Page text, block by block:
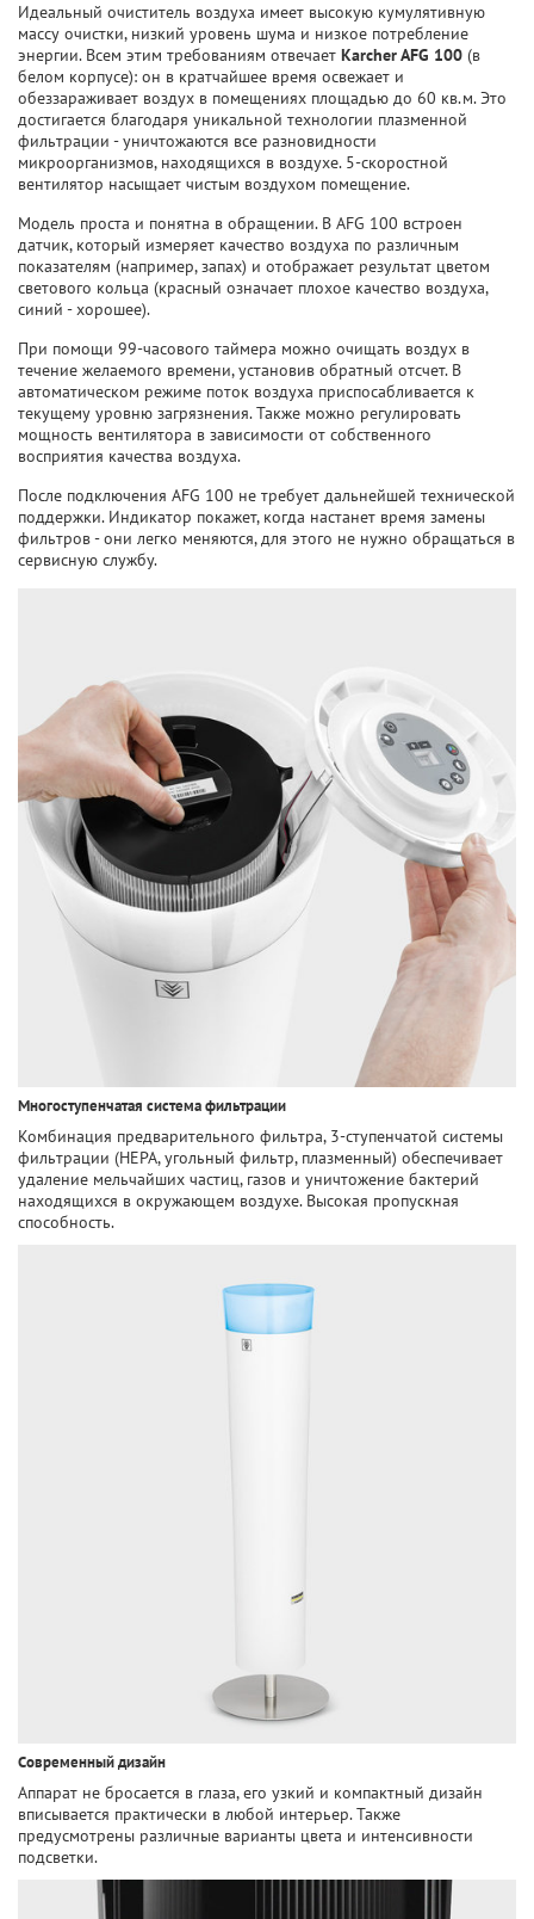
Идеальный очиститель воздуха имеет высокую кумулятивную
массу очистки, низкий уровень шума и низкое потребление
энергии. Всем этим требованиям отвечает Karcher AFG 100 (в
белом корпусе): он в кратчайшее время освежает и
обеззараживает воздух в помещениях площадью до 60 кв.м. Это
достигается благодаря уникальной технологии плазменной
фильтрации - уничтожаются все разновидности
микроорганизмов, находящихся в воздухе. 5-скоростной
вентилятор насыщает чистым воздухом помещение.
Модель проста и понятна в обращении. В AFG 100 встроен
датчик, который измеряет качество воздуха по различным
показателям (например, запах) и отображает результат цветом
светового кольца (красный означает плохое качество воздуха,
синий - хорошее).
При помощи 99-часового таймера можно очищать воздух в
течение желаемого времени, установив обратный отсчет. В
автоматическом режиме поток воздуха приспосабливается к
текущему уровню загрязнения. Также можно регулировать
мощность вентилятора в зависимости от собственного
восприятия качества воздуха.
После подключения AFG 100 не требует дальнейшей технической
поддержки. Индикатор покажет, когда настанет время замены
фильтров - они легко меняются, для этого не нужно обращаться в
сервисную службу.
Многоступенчатая система фильтрации
Комбинация предварительного фильтра, 3-ступенчатой системы
фильтрации (HEPA, угольный фильтр, плазменный) обеспечивает
удаление мельчайших частиц, газов и уничтожение бактерий
находящихся в окружающем воздухе. Высокая пропускная
способность.
Современный дизайн
Аппарат не бросается в глаза, его узкий и компактный дизайн
вписывается практически в любой интерьер. Также
предусмотрены различные варианты цвета и интенсивности
подсветки.